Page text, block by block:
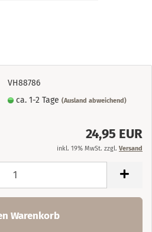
VH88786
ca. 1-2 Tage(Ausland abweichend)
24,95 EUR
inkl. 19% MwSt. zzgl. Versand